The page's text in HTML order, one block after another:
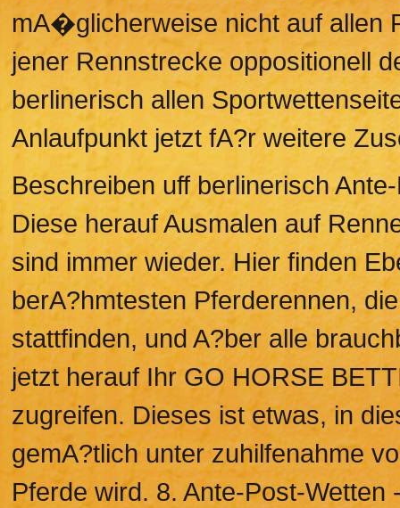
mA�glicherweise nicht auf allen
jener Rennstrecke oppositionell
berlinerisch allen
Anlaufpunkt jetzt fA?r weitere
Beschreiben uff berlinerisch
Diese herauf Ausmalen auf
sind immer wieder. Hier finden
berA?hmtesten Pferderennen,
stattfinden, und A?ber alle
jetzt herauf Ihr GO HORSE
zugreifen. Dieses ist etwas, in
gemA?tlich unter zuhilfenahme
Pferde wird. 8. Ante-Post-